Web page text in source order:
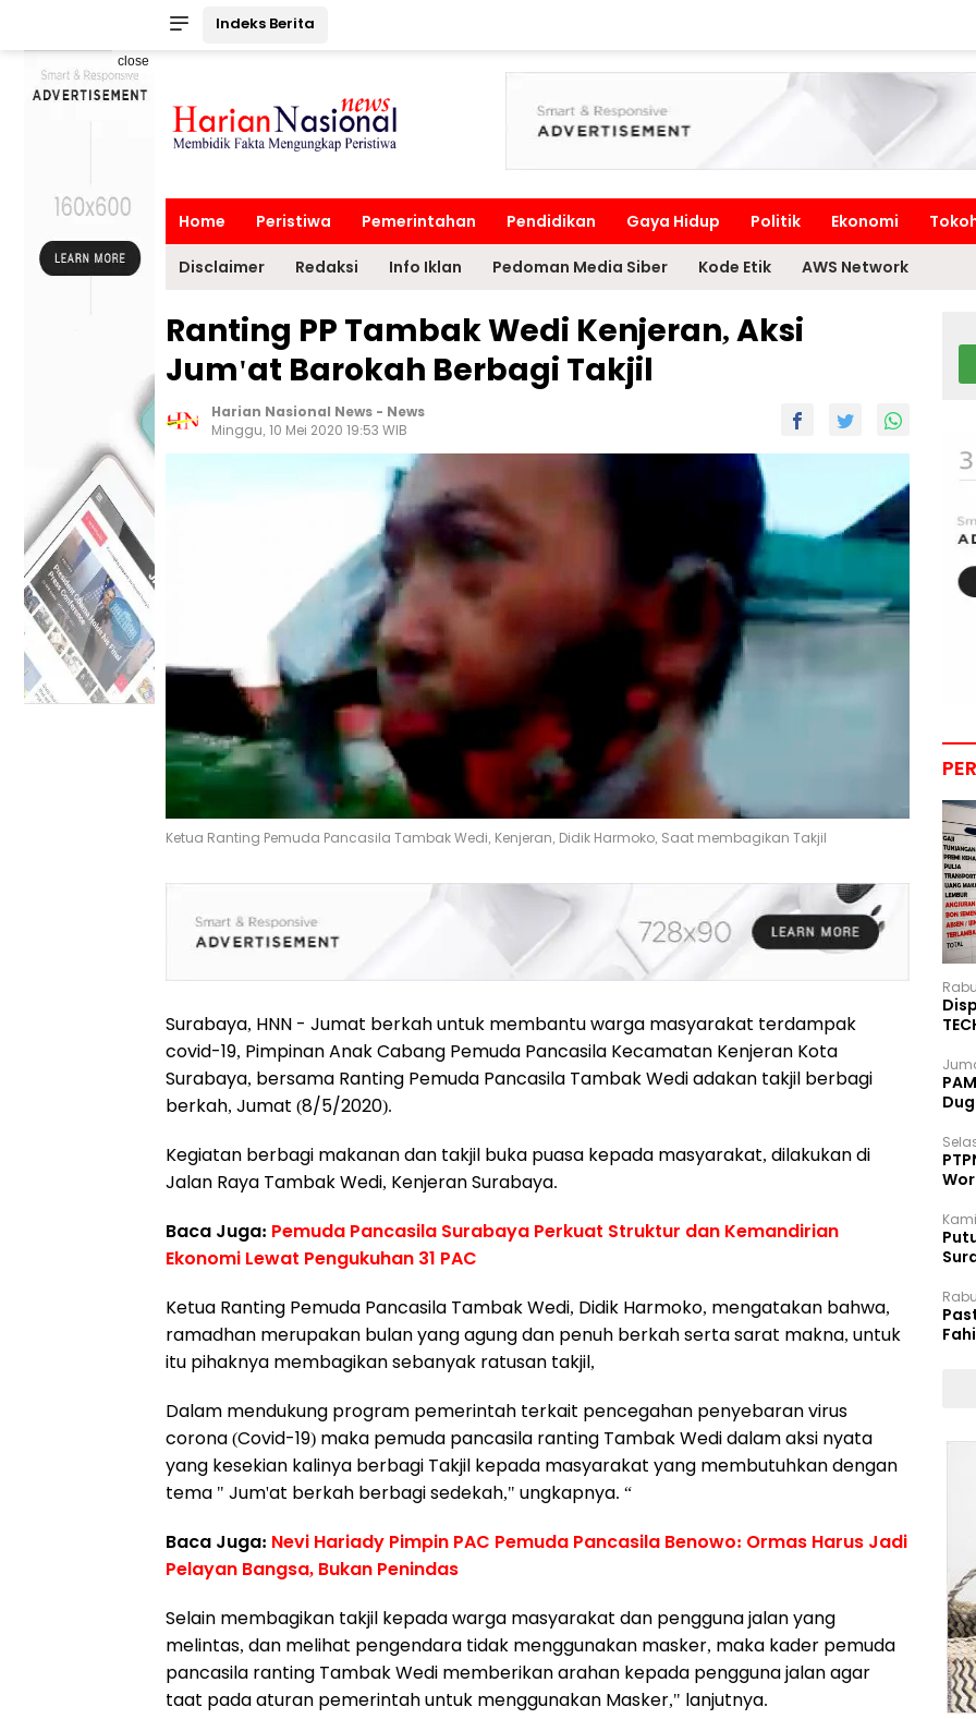
Indeks Berita
close
Home Peristiwa Pemerintahan Pendidikan Gaya Hidup Politik Ekonomi
Disclaimer Redaksi Info Iklan Pedoman Media Siber Kode Etik AWS Network
Ranting PP Tambak Wedi Kenjeran, Aksi
Jum'at Barokah Berbagi Takjil
Harian Nasional News - News
Minggu, 10 Mei 2020 19:53 WIB
Ketua Ranting Pemuda Pancasila Tambak Wedi, Kenjeran, Didik Harmoko, Saat membagikan Takjil
Surabaya, HNN - Jumat berkah untuk membantu warga masyarakat terdampak
covid-19, Pimpinan Anak Cabang Pemuda Pancasila Kecamatan Kenjeran Kota
Surabaya, bersama Ranting Pemuda Pancasila Tambak Wedi adakan takjil berbagi
berkah, Jumat (8/5/2020).
Kegiatan berbagi makanan dan takjil buka puasa kepada masyarakat, dilakukan di
Jalan Raya Tambak Wedi, Kenjeran Surabaya.
Baca Juga: Pemuda Pancasila Surabaya Perkuat Struktur dan Kemandirian
Ekonomi Lewat Pengukuhan 31 PAC
Ketua Ranting Pemuda Pancasila Tambak Wedi, Didik Harmoko, mengatakan bahwa,
ramadhan merupakan bulan yang agung dan penuh berkah serta sarat makna, untuk
itu pihaknya membagikan sebanyak ratusan takjil,
Dalam mendukung program pemerintah terkait pencegahan penyebaran virus
corona (Covid-19) maka pemuda pancasila ranting Tambak Wedi dalam aksi nyata
yang kesekian kalinya berbagi Takjil kepada masyarakat yang membutuhkan dengan
tema " Jum'at berkah berbagi sedekah," ungkapnya. “
Baca Juga: Nevi Hariady Pimpin PAC Pemuda Pancasila Benowo: Ormas Harus Jadi
Pelayan Bangsa, Bukan Penindas
Selain membagikan takjil kepada warga masyarakat dan pengguna jalan yang
melintas, dan melihat pengendara tidak menggunakan masker, maka kader pemuda
pancasila ranting Tambak Wedi memberikan arahan kepada pengguna jalan agar
taat pada aturan pemerintah untuk menggunakan Masker," lanjutnya.